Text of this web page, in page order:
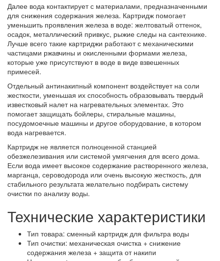
Далее вода контактирует с материалами, предназначенными
для снижения содержания железа. Картридж помогает
уменьшить проявления железа в воде: желтоватый оттенок,
осадок, металлический привкус, рыжие следы на сантехнике.
Лучше всего такие картриджи работают с механическими
частицами ржавчины и окисленными формами железа,
которые уже присутствуют в воде в виде взвешенных
примесей.
Отдельный антинакипный компонент воздействует на соли
жесткости, уменьшая их способность образовывать твердый
известковый налет на нагревательных элементах. Это
помогает защищать бойлеры, стиральные машины,
посудомоечные машины и другое оборудование, в котором
вода нагревается.
Картридж не является полноценной станцией
обезжелезивания или системой умягчения для всего дома.
Если вода имеет высокое содержание растворенного железа,
марганца, сероводорода или очень высокую жесткость, для
стабильного результата желательно подбирать систему
очистки по анализу воды.
Технические характеристики
Тип товара: сменный картридж для фильтра воды
Тип очистки: механическая очистка + снижение
содержания железа + защита от накипи